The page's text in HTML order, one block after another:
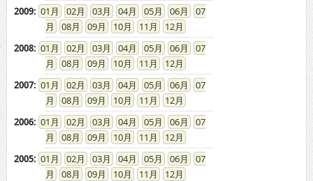
2009: 01 02 03 04 05 06
07
08
09 10 11
12
2008: 01 02 03 04 05 06
07
08
09 10 11
12
2007: 01 02 03 04 05 06
07
08
09 10 11
12
2006: 01 02 03 04 05 06
07
08
09 10 11
12
2005: 01 02 03 04 05 06
07
08
09 10 11
12